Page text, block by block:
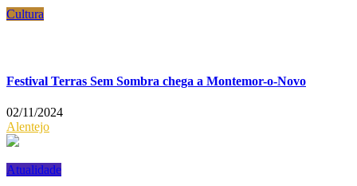
Cultura
Festival Terras Sem Sombra chega a Montemor-o-Novo
02/11/2024
Alentejo
Atualidade